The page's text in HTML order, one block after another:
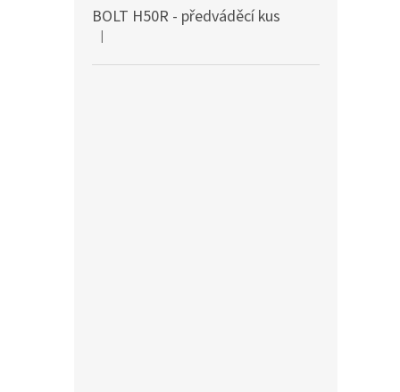
BOLT H50R - předváděcí kus
Hodnocení produktu je 5 z 5 hvězdiček.
|